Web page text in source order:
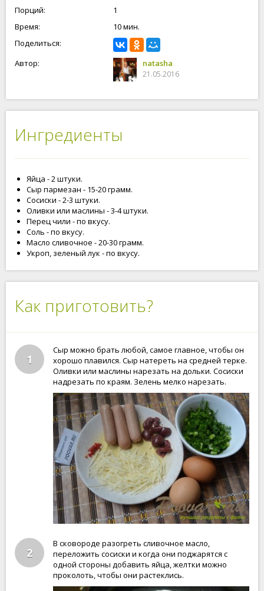
Порций:
1
Время:
10 мин.
Поделиться:
Автор:
natasha
21.05.2016
Ингредиенты
Яйца - 2 штуки.
Сыр пармезан - 15-20 грамм.
Сосиски - 2-3 штуки.
Оливки или маслины - 3-4 штуки.
Перец чили - по вкусу.
Соль - по вкусу.
Масло сливочное - 20-30 грамм.
Укроп, зеленый лук - по вкусу.
Как приготовить?
1
Сыр можно брать любой, самое главное, чтобы он
хорошо плавился. Сыр натереть на средней терке.
Оливки или маслины нарезать на дольки. Сосиски
надрезать по краям. Зелень мелко нарезать.
2
В сковороде разогреть сливочное масло,
переложить сосиски и когда они поджарятся с
одной стороны добавить яйца, желтки можно
проколоть, чтобы они растеклись.